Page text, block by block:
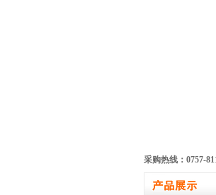
采购热线：0757-